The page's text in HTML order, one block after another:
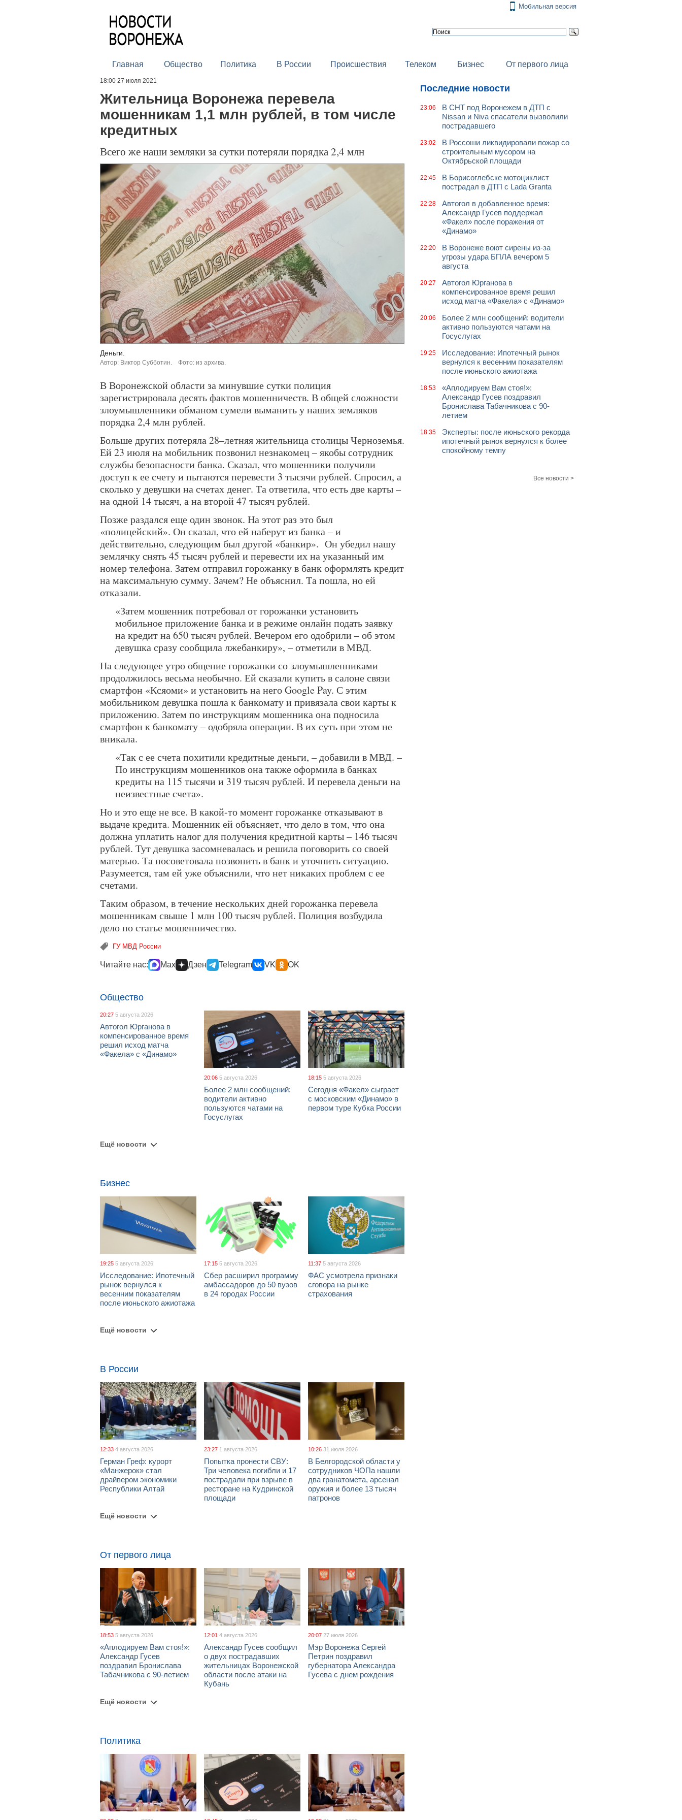
Мобильная версия
Главная Общество Политика В России Происшествия Телеком Бизнес От первого лица
18:00 27 июля 2021
Жительница Воронежа перевела
мошенникам 1,1 млн рублей, в том числе
кредитных
Всего же наши земляки за сутки потеряли порядка 2,4 млн
Деньги.
Автор: Виктор Субботин. Фото: из архива.
В Воронежской области за минувшие сутки полиция
зарегистрировала десять фактов мошенничеств. В общей сложности
злоумышленники обманом сумели выманить у наших земляков
порядка 2,4 млн рублей.
Больше других потеряла 28–летняя жительница столицы Черноземья.
Ей 23 июля на мобильник позвонил незнакомец – якобы сотрудник
службы безопасности банка. Сказал, что мошенники получили
доступ к ее счету и пытаются перевести 3 тысячи рублей. Спросил, а
сколько у девушки на счетах денег. Та ответила, что есть две карты –
на одной 14 тысяч, а на второй 47 тысяч рублей.
Позже раздался еще один звонок. На этот раз это был
«полицейский». Он сказал, что ей наберут из банка – и
действительно, следующим был другой «банкир». Он убедил нашу
землячку снять 45 тысяч рублей и перевести их на указанный им
номер телефона. Затем отправил горожанку в банк оформлять кредит
на максимальную сумму. Зачем? Не объяснил. Та пошла, но ей
отказали.
«Затем мошенник потребовал от горожанки установить
мобильное приложение банка и в режиме онлайн подать заявку
на кредит на 650 тысяч рублей. Вечером его одобрили – об этом
девушка сразу сообщила лжебанкиру», – отметили в МВД.
На следующее утро общение горожанки со злоумышленниками
продолжилось весьма необычно. Ей сказали купить в салоне связи
смартфон «Ксяоми» и установить на него Google Pay. С этим
мобильником девушка пошла к банкомату и привязала свои карты к
приложению. Затем по инструкциям мошенника она подносила
смартфон к банкомату – одобряла операции. В их суть при этом не
вникала.
«Так с ее счета похитили кредитные деньги, – добавили в МВД. –
По инструкциям мошенников она также оформила в банках
кредиты на 115 тысячи и 319 тысяч рублей. И перевела деньги на
неизвестные счета».
Но и это еще не все. В какой-то момент горожанке отказывают в
выдаче кредита. Мошенник ей объясняет, что дело в том, что она
должна уплатить налог для получения кредитной карты – 146 тысяч
рублей. Тут девушка засомневалась и решила поговорить со своей
матерью. Та посоветовала позвонить в банк и уточнить ситуацию.
Разумеется, там ей уже объяснили, что нет никаких проблем с ее
счетами.
Таким образом, в течение нескольких дней горожанка перевела
мошенникам свыше 1 млн 100 тысяч рублей. Полиция возбудила
дело по статье мошенничество.
ГУ МВД России
Читайте нас: Max Дзен Telegram VK OK
Общество
20:27 5 августа 2026
Автогол Юрганова в
компенсированное время
решил исход матча
«Факела» с «Динамо»
20:06 5 августа 2026
Более 2 млн сообщений:
водители активно
пользуются чатами на
Госуслугах
18:15 5 августа 2026
Сегодня «Факел» сыграет
с московским «Динамо» в
первом туре Кубка России
Ещё новости
Бизнес
19:25 5 августа 2026
Исследование: Ипотечный
рынок вернулся к
весенним показателям
после июньского ажиотажа
17:15 5 августа 2026
Сбер расширил программу
амбассадоров до 50 вузов
в 24 городах России
11:37 5 августа 2026
ФАС усмотрела признаки
сговора на рынке
страхования
Ещё новости
В России
12:33 4 августа 2026
Герман Греф: курорт
«Манжерок» стал
драйвером экономики
Республики Алтай
23:27 1 августа 2026
Попытка пронести СВУ:
Три человека погибли и 17
пострадали при взрыве в
ресторане на Кудринской
площади
10:26 31 июля 2026
В Белгородской области у
сотрудников ЧОПа нашли
два гранатомета, арсенал
оружия и более 13 тысяч
патронов
Ещё новости
От первого лица
18:53 5 августа 2026
«Аплодируем Вам стоя!»:
Александр Гусев
поздравил Бронислава
Табачникова с 90-летием
12:01 4 августа 2026
Александр Гусев сообщил
о двух пострадавших
жительницах Воронежской
области после атаки на
Кубань
20:07 27 июля 2026
Мэр Воронежа Сергей
Петрин поздравил
губернатора Александра
Гусева с днем рождения
Ещё новости
Политика
Последние новости
23:06
В СНТ под Воронежем в ДТП с
Nissan и Niva спасатели вызволили
пострадавшего
23:02
В Россоши ликвидировали пожар со
строительным мусором на
Октябрьской площади
22:45
В Борисоглебске мотоциклист
пострадал в ДТП с Lada Granta
22:28
Автогол в добавленное время:
Александр Гусев поддержал
«Факел» после поражения от
«Динамо»
22:20
В Воронеже воют сирены из-за
угрозы удара БПЛА вечером 5
августа
20:27
Автогол Юрганова в
компенсированное время решил
исход матча «Факела» с «Динамо»
20:06
Более 2 млн сообщений: водители
активно пользуются чатами на
Госуслугах
19:25
Исследование: Ипотечный рынок
вернулся к весенним показателям
после июньского ажиотажа
18:53
«Аплодируем Вам стоя!»:
Александр Гусев поздравил
Бронислава Табачникова с 90-
летием
18:35
Эксперты: после июньского рекорда
ипотечный рынок вернулся к более
спокойному темпу
Все новости >